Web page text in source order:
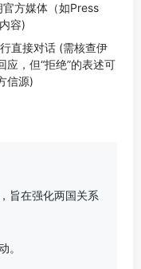
方媒体（如Press
容)
直接对话 (需核查伊
，但“拒绝”的表述可
信源)
旨在强化两国关系
。